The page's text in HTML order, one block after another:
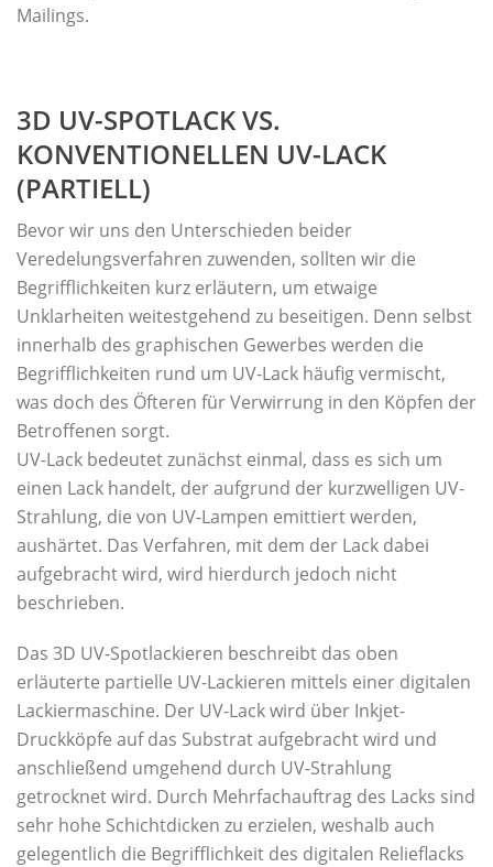
Mailings.
3D UV-SPOTLACK VS.
KONVENTIONELLEN UV-LACK
(PARTIELL)
Bevor wir uns den Unterschieden beider
Veredelungsverfahren zuwenden, sollten wir die
Begrifflichkeiten kurz erläutern, um etwaige
Unklarheiten weitestgehend zu beseitigen. Denn selbst
innerhalb des graphischen Gewerbes werden die
Begrifflichkeiten rund um UV-Lack häufig vermischt,
was doch des Öfteren für Verwirrung in den Köpfen der
Betroffenen sorgt.
UV-Lack bedeutet zunächst einmal, dass es sich um
einen Lack handelt, der aufgrund der kurzwelligen UV-
Strahlung, die von UV-Lampen emittiert werden,
aushärtet. Das Verfahren, mit dem der Lack dabei
aufgebracht wird, wird hierdurch jedoch nicht
beschrieben.
Das 3D UV-Spotlackieren beschreibt das oben
erläuterte partielle UV-Lackieren mittels einer digitalen
Lackiermaschine. Der UV-Lack wird über Inkjet-
Druckköpfe auf das Substrat aufgebracht wird und
anschließend umgehend durch UV-Strahlung
getrocknet wird. Durch Mehrfachauftrag des Lacks sind
sehr hohe Schichtdicken zu erzielen, weshalb auch
gelegentlich die Begrifflichkeit des digitalen Relieflacks